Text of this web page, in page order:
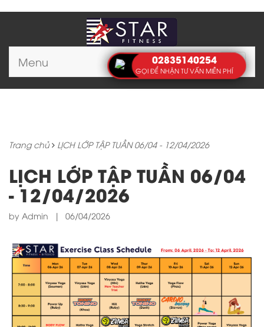
Toggle
Menu 02835140254
GỌI ĐỂ NHẬN TƯ VẤN MIỄN PHÍ
Trang chủ LỊCH LỚP TẬP TUẦN 06/04 - 12/04/2026
LỊCH LỚP TẬP TUẦN 06/04
- 12/04/2026
by Admin | 06/04/2026